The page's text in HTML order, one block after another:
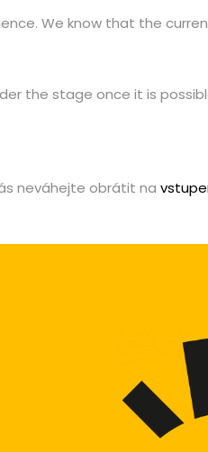
We know that the
the stage once it is
neváhejte obrátit na